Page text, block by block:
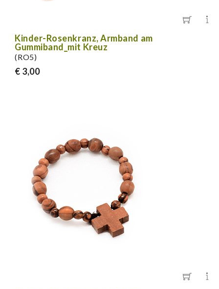
Kinder-Rosenkranz, Armband am
Gummiband_mit Kreuz
(RO5)
€ 3,00